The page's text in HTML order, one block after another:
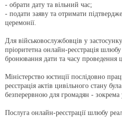
- обрати дату та вільний час;
- подати заяву та отримати
церемонії.
Для військовослужбовців у
пріоритетна онлайн-реєстрація
бронювання дати та часу проведення
Міністерство юстиції послідовно
реєстрація актів цивільного стану
безперервною для громадян - зокрема
Послуга онлайн-реєстрації шлюбу